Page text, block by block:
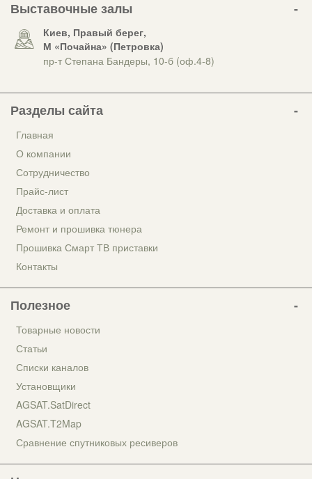
Выставочные залы
Киев, Правый берег,
М «Почайна» (Петровка)
пр-т Степана Бандеры, 10-б (оф.4-8)
Разделы сайта
Главная
О компании
Сотрудничество
Прайс-лист
Доставка и оплата
Ремонт и прошивка тюнера
Прошивка Смарт ТВ приставки
Контакты
Полезное
Товарные новости
Статьи
Списки каналов
Установщики
AGSAT.SatDirect
AGSAT.T2Map
Сравнение спутниковых ресиверов